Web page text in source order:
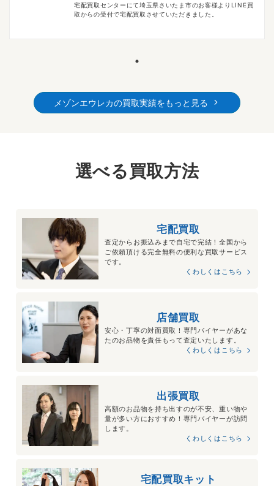
宅配買取センターにて埼玉県さいたま市のお客様よりLINE買
取からの受付で宅配買取させていただきました。
メゾンエウレカの買取実績をもっと見る
選べる買取方法
宅配買取
査定からお振込みまで自宅で完結！全国から
ご依頼頂ける完全無料の便利な買取サービス
です。
くわしくはこちら
店舗買取
安心・丁寧の対面買取！専門バイヤーがあな
たのお品物を責任もって査定いたします。
くわしくはこちら
出張買取
高額のお品物を持ち出すのが不安、重い物や
量が多い方におすすめ！専門バイヤーが訪問
します。
くわしくはこちら
宅配買取キット